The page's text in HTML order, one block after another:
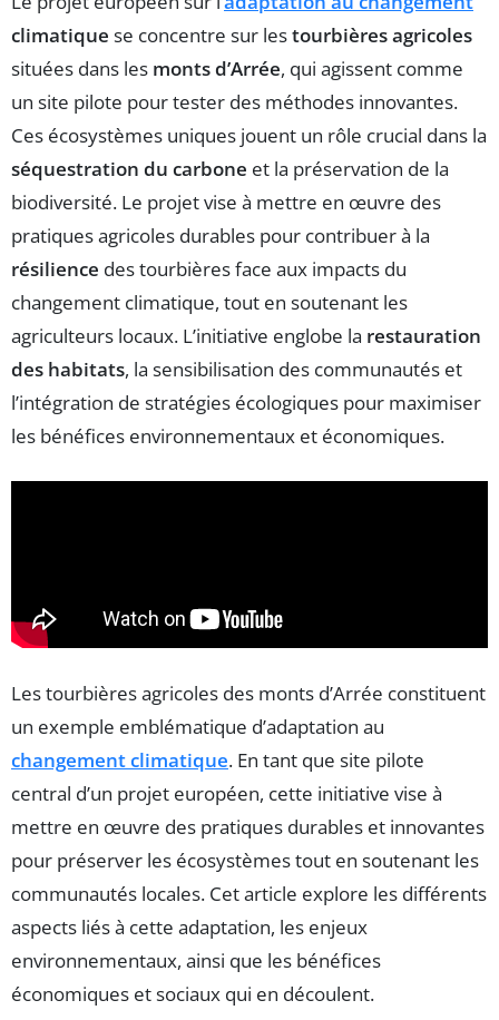
climatique se concentre sur lestourbières agricoles
situées dans les monts d’Arrée, qui agissent comme
un site pilote pour tester des méthodes innovantes.
Ces écosystèmes uniques jouent un rôle crucial dans la
séquestration du carbone et la préservation de la
biodiversité. Le projet vise à mettre en œuvre des
pratiques agricoles durables pour contribuer à la
résilience des tourbières face aux impacts du
changement climatique, tout en soutenant les
agriculteurs locaux. L’initiative englobe la restauration
des habitats, la sensibilisation des communautés et
l’intégration de stratégies écologiques pour maximiser
les bénéfices environnementaux et économiques.
Les tourbières agricoles des monts d’Arrée constituent
un exemple emblématique d’adaptation au
changement climatique. En tant que site pilote
central d’un projet européen, cette initiative vise à
mettre en œuvre des pratiques durables et innovantes
pour préserver les écosystèmes tout en soutenant les
communautés locales. Cet article explore les différents
aspects liés à cette adaptation, les enjeux
environnementaux, ainsi que les bénéfices
économiques et sociaux qui en découlent.